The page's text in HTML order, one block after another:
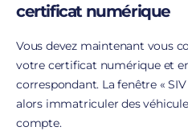
certificat numérique
Vous devez maintenant vous
votre certificat numérique et
correspondant. La fenêtre «
alors immatriculer des
compte.